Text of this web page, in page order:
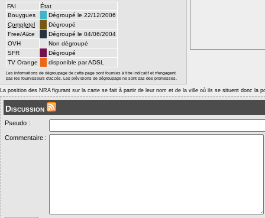
FAI
État
Bouygues
Dégroupé le 22/12/2006
Completel
Dégroupé
Free/Alice
Dégroupé le 04/06/2004
OVH
Non dégroupé
SFR
Dégroupé
TV Orange
disponible par ADSL
Les informations de dégroupage de cette page sont fournies à titre indicatif et n'engagent
pas les fournisseurs d'accès. Les prévisions de dégroupage ne sont pas des promesses.
La position des NRA figurant sur la carte se fait à partir de leur nom et de la ville où ils se situent donc la
Discussion
Pseudo :
Commentaire :